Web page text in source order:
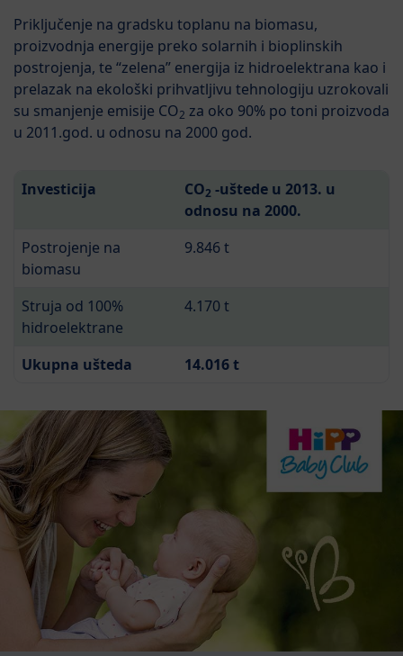
Priključenje na gradsku toplanu na biomasu,
proizvodnja energije preko solarnih i bioplinskih
postrojenja, te “zelena” energija iz hidroelektrana kao i
prelazak na ekološki prihvatljivu tehnologiju uzrokovali
su smanjenje emisije CO2 za oko 90% po toni proizvoda
u 2011.god. u odnosu na 2000 god.
Investicija CO2 -uštede u 2013. u
odnosu na 2000.
Postrojenje na
biomasu
9.846 t
Struja od 100%
hidroelektrane
4.170 t
Ukupna ušteda 14.016 t